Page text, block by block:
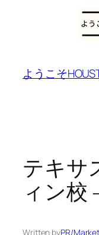
ようこそ
テキサ
ィン校
Written byPR/